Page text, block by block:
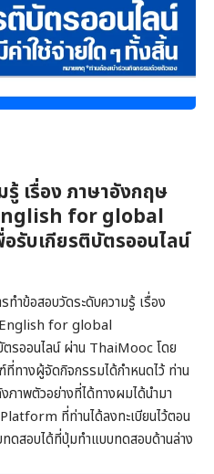
เรื่อง ภาษาอังกฤษ
for global
บเกียรติบัตรออนไลน์
ำข้อสอบวัดระดับความรู้ เรื่อง
English for global
รออนไลน์ ผ่าน ThaiMooc โดย
ทางผู้จัดกิจกรรมได้กำหนดไว้ ท่าน
ภาพตัวอย่างที่ได้ทางผมได้นำมา
ที่ท่านได้ลงทะเบียนไว้ตอน
ดสอบได้ที่ปุ่มทำแบบทดสอบด้านล่าง